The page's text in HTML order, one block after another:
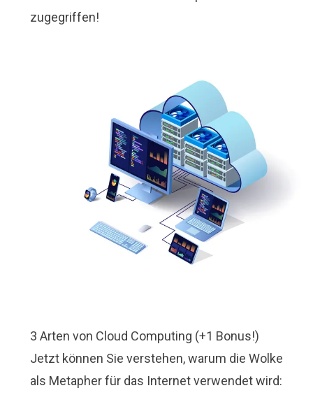
zugegriffen!
3 Arten von Cloud Computing (+1 Bonus!)
Jetzt können Sie verstehen, warum die Wolke
als Metapher für das Internet verwendet wird: